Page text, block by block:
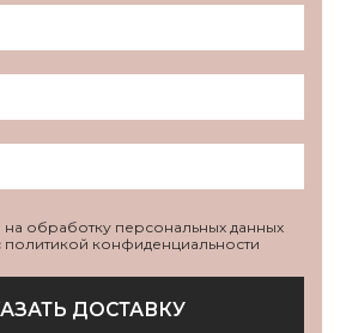
на обработку персональных данных
политикой конфиденциальности
ДОСТАВКУ